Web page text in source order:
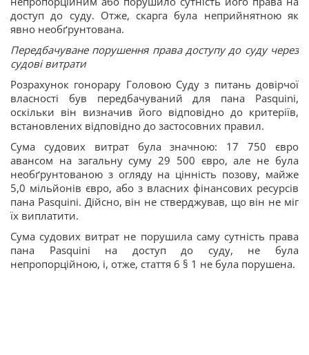
доступ до суду. Отже, скарга була неприйнятною як
явно необґрунтована.
Передбачуване порушення права доступу до суду через
судові витрати
Розрахунок гонорару Головою Суду з питань довірчої
власності був передбачуваний для пана Pasquini,
оскільки він визначив його відповідно до критеріїв,
встановлених відповідно до застосовних правил.
Сума судових витрат була значною: 17 750 євро
авансом на загальну суму 29 500 євро, але не була
необґрунтованою з огляду на цінність позову, майже
5,0 мільйонів євро, або з власних фінансових ресурсів
пана Pasquini. Дійсно, він не стверджував, що він не міг
їх виплатити.
Сума судових витрат не порушила саму сутність права
пана Pasquini на доступ до суду, не була
непропорційною, і, отже, стаття 6 § 1 не була порушена.